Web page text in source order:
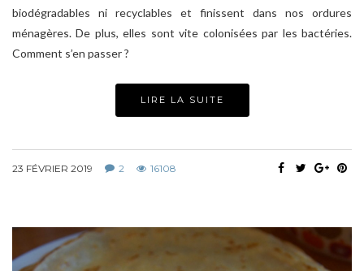
biodégradables ni recyclables et finissent dans nos ordures
ménagères. De plus, elles sont vite colonisées par les bactéries.
Comment s’en passer ?
LIRE LA SUITE
23 FÉVRIER 2019 2 16108